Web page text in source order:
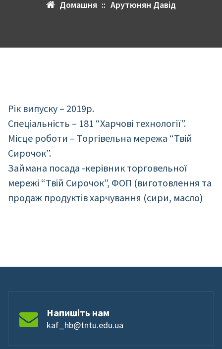
Домашня :: Арутюнян Давід
Рік випуску – 2019р.
Спеціальність – 181 “Харчові технології”.
Місце роботи – Торгівельна мережа “Твій
Сирочок”.
Займана посада -керівник торговельної
мережі “Твій Сирочок”, ФОП (виготовлення та
продаж продуктів харчування (сири, масло)
Напишіть нам
kaf_hb@tntu.edu.ua